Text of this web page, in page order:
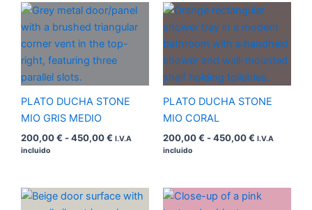
PLATO DUCHA STONE
MIO GRIS MEDIO
200,00€ -450,00€
Rango
de
precios:
desde
hasta
I.V.A
incluido
PLATO DUCHA STONE
MIO CORAL
200,00€ -450,00€
Rango
precios:
desde
200,00 €
hasta
450,00 €
I.V.A
incluido
Rango
Rango